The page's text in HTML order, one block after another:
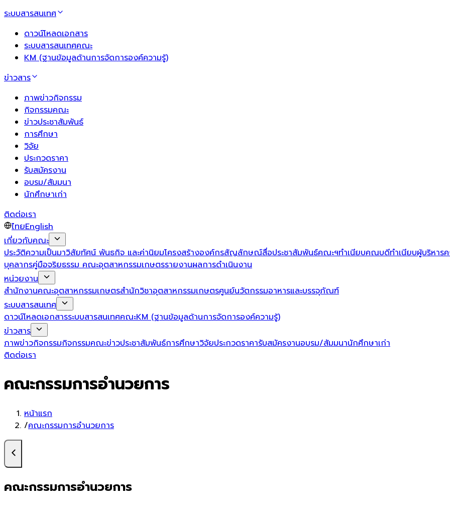
ระบบสารสนเทศ
ดาวน์โหลดเอกสาร
ระบบสารสนเทศคณะ
KM (ฐานข้อมูลด้านการจัดการองค์ความรู้)
ข่าวสาร
ภาพข่าวกิจกรรม
กิจกรรมคณะ
ข่าวประชาสัมพันธ์
การศึกษา
วิจัย
ประกวดราคา
รับสมัครงาน
อบรม/สัมมนา
นักศึกษาเก่า
ติดต่อเรา
ไทยEnglish
เกี่ยวกับคณะ
ประวัติความเป็นมาวิสัยทัศน์ พันธกิจ และค่านิยมโครงสร้างองค์กรสัญลักษณ์สื่อประชาสัมพันธ์คณะฯทำเนียบคณบดีทำเนียบผู้บริหาร
บุคลากรคู่มือจริยธรรม คณะอุตสาหกรรมเกษตรรายงานผลการดำเนินงาน
หน่วยงาน
สำนักงานคณะอุตสาหกรรมเกษตรสำนักวิชาอุตสาหกรรมเกษตรศูนย์นวัตกรรมอาหารและบรรจุภัณฑ์
ระบบสารสนเทศ
ดาวน์โหลดเอกสารระบบสารสนเทศคณะKM (ฐานข้อมูลด้านการจัดการองค์ความรู้)
ข่าวสาร
ภาพข่าวกิจกรรมกิจกรรมคณะข่าวประชาสัมพันธ์การศึกษาวิจัยประกวดราคารับสมัครงานอบรม/สัมมนานักศึกษาเก่า
ติดต่อเรา
คณะกรรมการอำนวยการ
หน้าแรก
/คณะกรรมการอำนวยการ
คณะกรรมการอำนวยการ